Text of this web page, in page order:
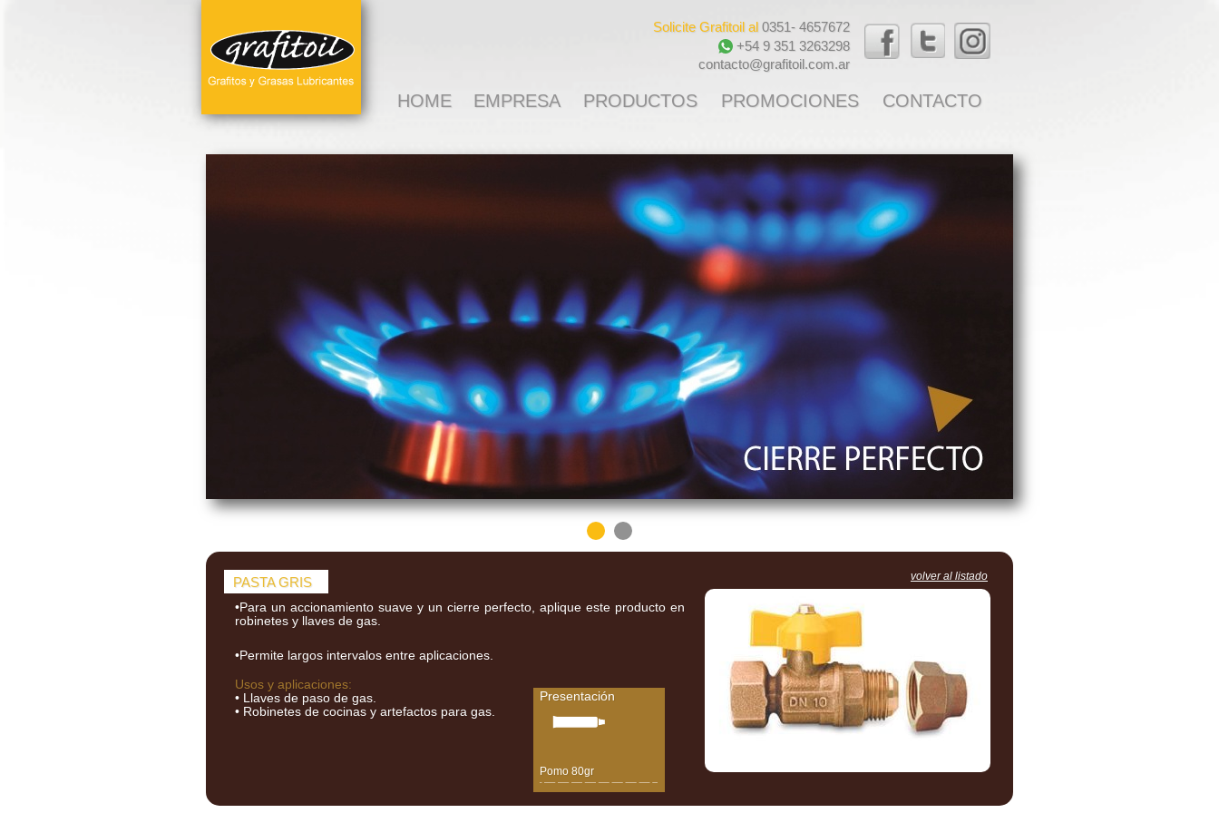
Solicite Grafitoil al 0351- 4657672
+54 9 351 3263298
contacto@grafitoil.com.ar
HOME EMPRESA PRODUCTOS PROMOCIONES CONTACTO
volver al listado
PASTA GRIS
•Para un accionamiento suave y un cierre perfecto, aplique este producto en
robinetes y llaves de gas.
•Permite largos intervalos entre aplicaciones.
Usos y aplicaciones:
• Llaves de paso de gas.
• Robinetes de cocinas y artefactos para gas.
Presentación
Pomo 80gr